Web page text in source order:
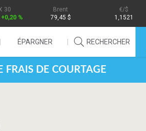
30
+0,20 %
Brent
79,45 $
/$
1,1521
ÉPARGNER RECHERCHER
FRAIS DE COURTAGE